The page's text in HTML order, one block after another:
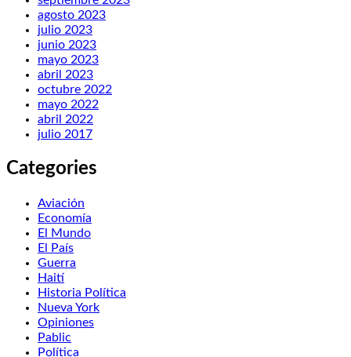
agosto 2023
julio 2023
junio 2023
mayo 2023
abril 2023
octubre 2022
mayo 2022
abril 2022
julio 2017
Categories
Aviación
Economía
El Mundo
El País
Guerra
Haití
Historia Política
Nueva York
Opiniones
Pablic
Política